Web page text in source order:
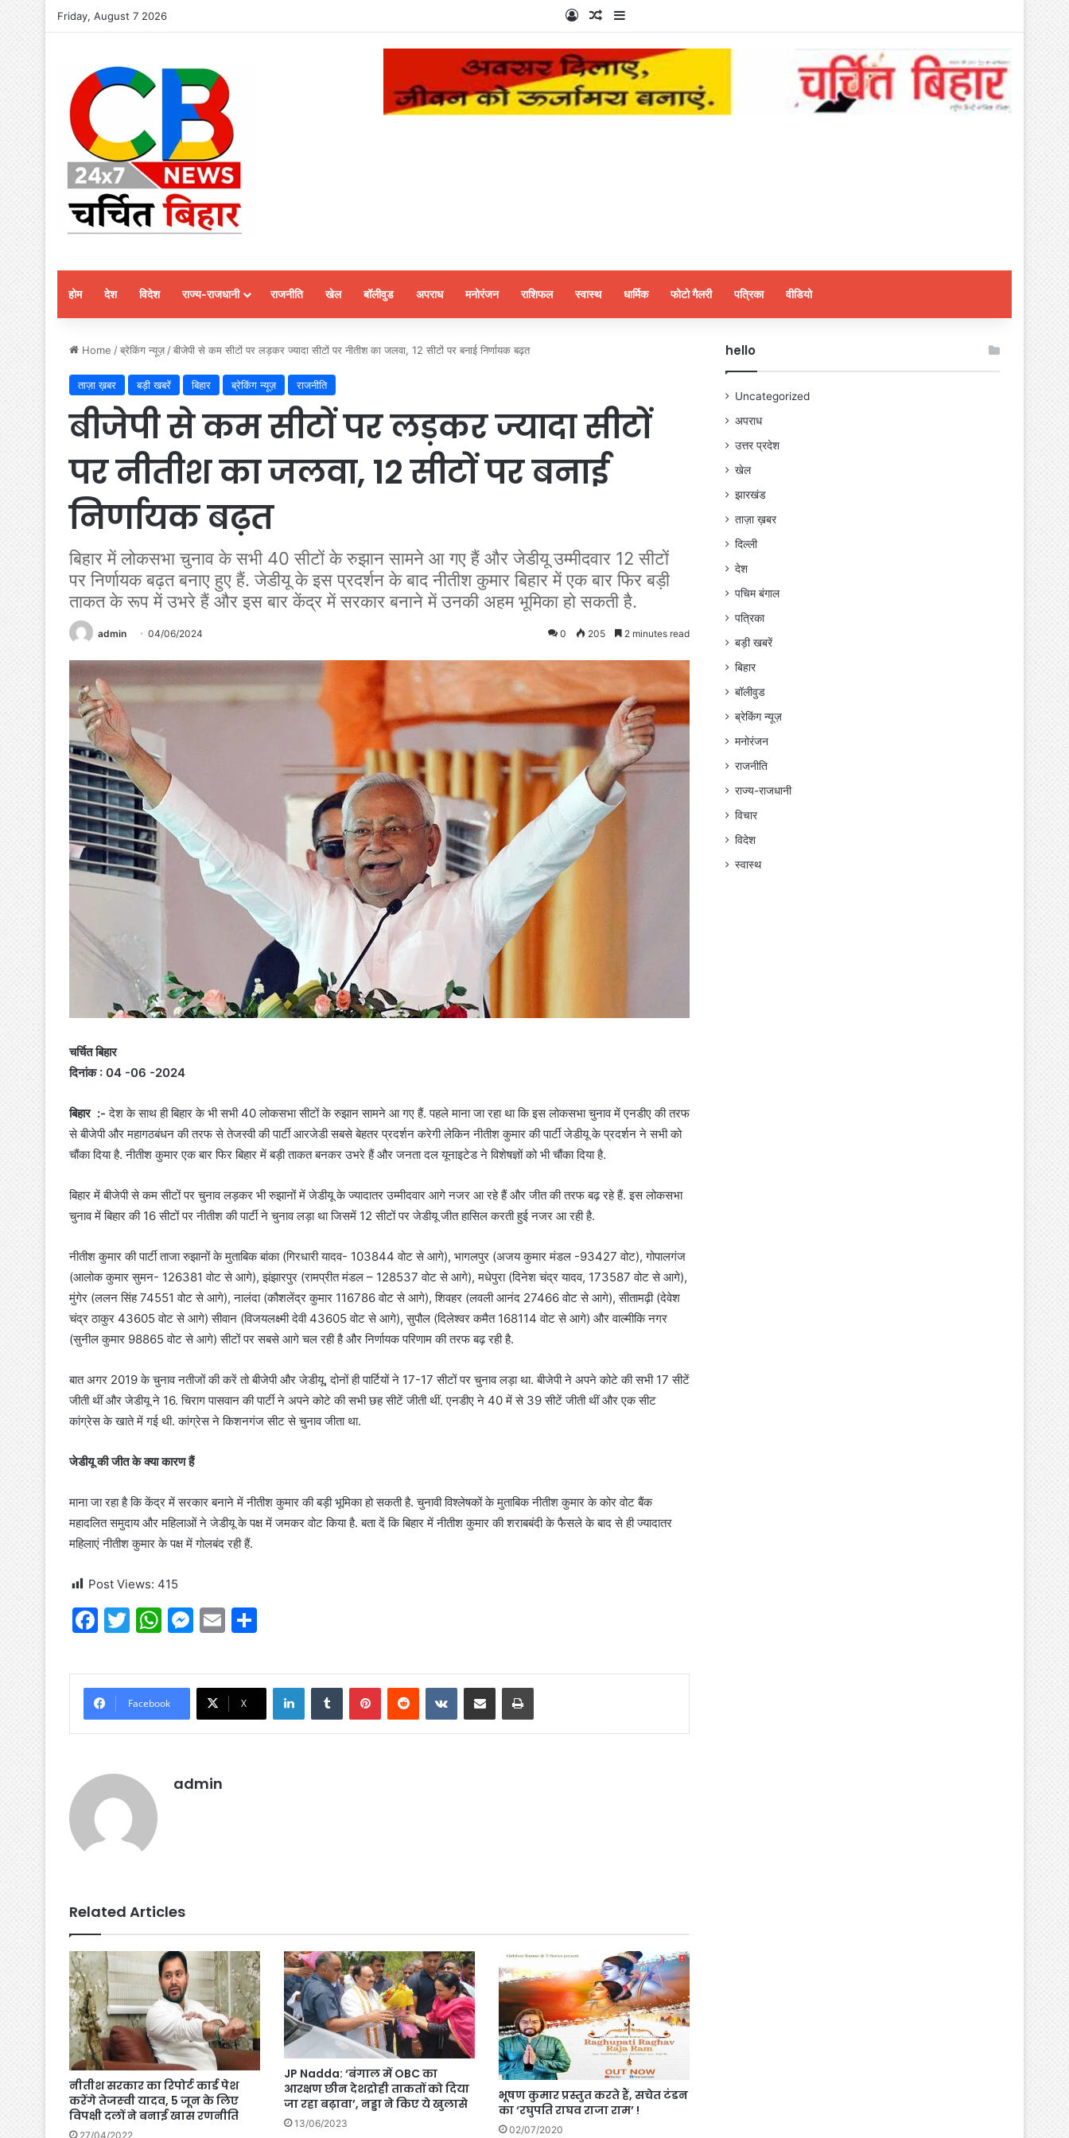
Friday, August 7 2026 Log InRandom Article
Sidebar
होम देश विदेश राज्य-राजधानी राजनीति खेल बॉलीवुड अपराध मनोरंजन राशिफल स्वास्थ धार्मिक फोटो गैलरी पत्रिका वीडियो
Home /ब्रेकिंग न्यूज़ /बीजेपी से कम सीटों पर लड़कर ज्यादा सीटों पर नीतीश का जलवा, 12 सीटों पर बनाई निर्णायक बढ़त
ताज़ा ख़बर बड़ी खबरें बिहार ब्रेकिंग न्यूज़ राजनीति
बीजेपी से कम सीटों पर लड़कर ज्यादा सीटों
पर नीतीश का जलवा, 12 सीटों पर बनाई
निर्णायक बढ़त
बिहार में लोकसभा चुनाव के सभी 40 सीटों के रुझान सामने आ गए हैं और जेडीयू उम्मीदवार 12 सीटों
पर निर्णायक बढ़त बनाए हुए हैं. जेडीयू के इस प्रदर्शन के बाद नीतीश कुमार बिहार में एक बार फिर बड़ी
ताकत के रूप में उभरे हैं और इस बार केंद्र में सरकार बनाने में उनकी अहम भूमिका हो सकती है.
admin 04/06/2024 0 205 2 minutes read
चर्चित बिहार
दिनांक : 04 -06 -2024
बिहार :- देश के साथ ही बिहार के भी सभी 40 लोकसभा सीटों के रुझान सामने आ गए हैं. पहले माना जा रहा था कि इस लोकसभा चुनाव में एनडीए की तरफ
से बीजेपी और महागठबंधन की तरफ से तेजस्वी की पार्टी आरजेडी सबसे बेहतर प्रदर्शन करेगी लेकिन नीतीश कुमार की पार्टी जेडीयू के प्रदर्शन ने सभी को
चौंका दिया है. नीतीश कुमार एक बार फिर बिहार में बड़ी ताकत बनकर उभरे हैं और जनता दल यूनाइटेड ने विशेषज्ञों को भी चौंका दिया है.
बिहार में बीजेपी से कम सीटों पर चुनाव लड़कर भी रुझानों में जेडीयू के ज्यादातर उम्मीदवार आगे नजर आ रहे हैं और जीत की तरफ बढ़ रहे हैं. इस लोकसभा
चुनाव में बिहार की 16 सीटों पर नीतीश की पार्टी ने चुनाव लड़ा था जिसमें 12 सीटों पर जेडीयू जीत हासिल करती हुई नजर आ रही है.
नीतीश कुमार की पार्टी ताजा रुझानों के मुताबिक बांका (गिरधारी यादव- 103844 वोट से आगे), भागलपुर (अजय कुमार मंडल -93427 वोट), गोपालगंज
(आलोक कुमार सुमन- 126381 वोट से आगे), झंझारपुर (रामप्रीत मंडल – 128537 वोट से आगे), मधेपुरा (दिनेश चंद्र यादव, 173587 वोट से आगे),
मुंगेर (ललन सिंह 74551 वोट से आगे), नालंदा (कौशलेंद्र कुमार 116786 वोट से आगे), शिवहर (लवली आनंद 27466 वोट से आगे), सीतामढ़ी (देवेश
चंद्र ठाकुर 43605 वोट से आगे) सीवान (विजयलक्ष्मी देवी 43605 वोट से आगे), सुपौल (दिलेश्वर कमैत 168114 वोट से आगे) और वाल्मीकि नगर
(सुनील कुमार 98865 वोट से आगे) सीटों पर सबसे आगे चल रही है और निर्णायक परिणाम की तरफ बढ़ रही है.
बात अगर 2019 के चुनाव नतीजों की करें तो बीजेपी और जेडीयू, दोनों ही पार्टियों ने 17-17 सीटों पर चुनाव लड़ा था. बीजेपी ने अपने कोटे की सभी 17 सीटें
जीती थीं और जेडीयू ने 16. चिराग पासवान की पार्टी ने अपने कोटे की सभी छह सीटें जीती थीं. एनडीए ने 40 में से 39 सीटें जीती थीं और एक सीट
कांग्रेस के खाते में गई थी. कांग्रेस ने किशनगंज सीट से चुनाव जीता था.
जेडीयू की जीत के क्या कारण हैं
माना जा रहा है कि केंद्र में सरकार बनाने में नीतीश कुमार की बड़ी भूमिका हो सकती है. चुनावी विश्लेषकों के मुताबिक नीतीश कुमार के कोर वोट बैंक
महादलित समुदाय और महिलाओं ने जेडीयू के पक्ष में जमकर वोट किया है. बता दें कि बिहार में नीतीश कुमार की शराबबंदी के फैसले के बाद से ही ज्यादातर
महिलाएं नीतीश कुमार के पक्ष में गोलबंद रही हैं.
Post Views: 415
F
c
e
b
o
k
T
itt
er
W
at
s
A
p
M
s
s
e
g
er
E
ai
l
ar
e
Facebook X
LinkedInTumblr PinterestReddit VKontakteShare via Email Print
admin
Related Articles
नीतीश सरकार का रिपोर्ट कार्ड पेश
करेंगे तेजस्‍वी यादव, 5 जून के लिए
विपक्षी दलों ने बनाई खास रणनीति
27/04/2022
JP Nadda: ‘बंगाल में OBC का
आरक्षण छीन देशद्रोही ताकतों को दिया
जा रहा बढ़ावा’, नड्डा ने किए ये खुलासे
13/06/2023
भूषण कुमार प्रस्तुत करते हैं, सचेत टंडन
का ‘रघुपति राघव राजा राम’ !
02/07/2020
hello
Uncategorized
अपराध
उत्तर प्रदेश
खेल
झारखंड
ताज़ा ख़बर
दिल्ली
देश
पचिम बंगाल
पत्रिका
बड़ी खबरें
बिहार
बॉलीवुड
ब्रेकिंग न्यूज़
मनोरंजन
राजनीति
राज्य-राजधानी
विचार
विदेश
स्वास्थ